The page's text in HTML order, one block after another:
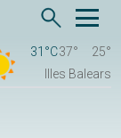
31°C37°
25°
Illes Balears